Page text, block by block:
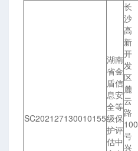
SC202127130010155
湖南
省金
盾信
息安
全等
级保
护评
估中
长
沙
高
新
开
发
区
麓
云
路
100
号
兴